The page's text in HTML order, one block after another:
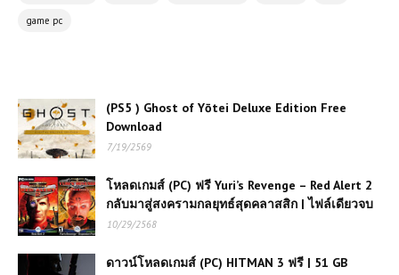
โหลดเกมส์ (PC) ฟรี Resident Evil
4 | Free Download
โหลดเกมส์ (PC) Red Dead-
Redemption ภาค 2 | ไฟล์เดียวเล่นได้
100%
(PC) Farm Together | Free
game pc
(PS5 ) Ghost of Yōtei Deluxe Edition Free
Download
7/19/2569
โหลดเกมส์ (PC) ฟรี Yuri’s Revenge – Red Alert 2
กลับมาสู่สงครามกลยุทธ์สุดคลาสสิก | ไฟล์เดียวจบ
10/29/2568
ดาวน์โหลดเกมส์ (PC) HITMAN 3 ฟรี | 51 GB